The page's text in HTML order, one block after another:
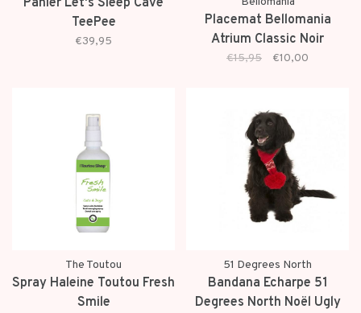
Panier Let's Sleep Cave
TeePee
€39,95
Placemat Bellomania
Atrium Classic Noir
€15,95 €10,00
The Toutou
Spray Haleine Toutou Fresh
Smile
51 Degrees North
Bandana Echarpe 51
Degrees North Noël Ugly